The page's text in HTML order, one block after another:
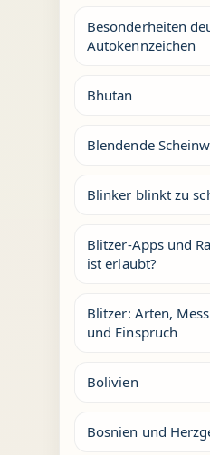
Besonderheiten
Autokennzeichen
Bhutan
Blendende
Blinker blinkt zu
Blitzer-Apps und
ist erlaubt?
Blitzer: Arten,
und Einspruch
Bolivien
Bosnien und